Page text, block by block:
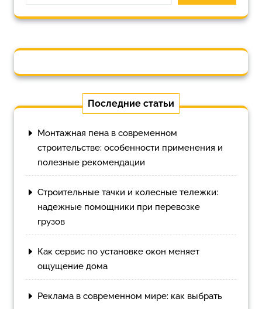
Последние статьи
Монтажная пена в современном
строительстве: особенности применения и
полезные рекомендации
Строительные тачки и колесные тележки:
надежные помощники при перевозке
грузов
Как сервис по установке окон меняет
ощущение дома
Реклама в современном мире: как выбрать